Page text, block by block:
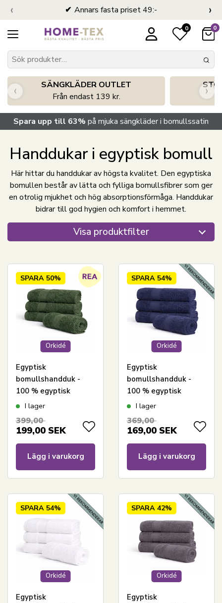
Annars fasta priset 49:-
‹ ›
0 0
SÄNGKLÄDER OUTLET
Från endast 139 kr.
‹ ›
Spara upp till 63% på mjuka sängkläder i bomullssatin
Handdukar i egyptisk bomull
Här hittar du handdukar av högsta kvalitet. Den egyptiska
bomullen består av lätta och fylliga bomullsfibrer som ger
en otrolig mjukhet och hög absorptionsförmåga. Handdukar
bidrar till god hygien och komfort i hemmet.
Visa produktfilter
Orkidé
SPARA 50%
Egyptisk
bomullshandduk -
100 % egyptisk
bomull - 50x100 cm -
I lager
399,00
199,00 SEK
Lägg i varukorg
Orkidé
SPARA 54%
Egyptisk
bomullshandduk -
100 % egyptisk
bomull - 50x100 cm -
I lager
369,00
169,00 SEK
Lägg i varukorg
Orkidé
SPARA 54%
Egyptisk
Orkidé
SPARA 42%
Egyptisk